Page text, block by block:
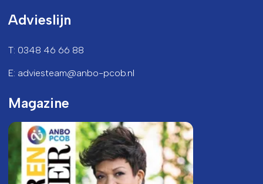
Advieslijn
T: 0348 46 66 88
E: adviesteam@anbo-pcob.nl
Magazine